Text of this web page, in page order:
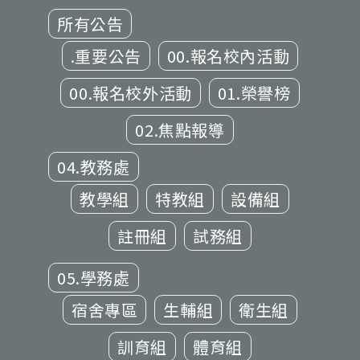
所有公告
.重要公告
00.報名校內活動
00.報名校外活動
01.榮譽榜
02.焦點報導
04.教務處
教學組
特教組
設備組
註冊組
試務組
05.學務處
宿舍專區
生輔組
衛生組
訓育組
體育組